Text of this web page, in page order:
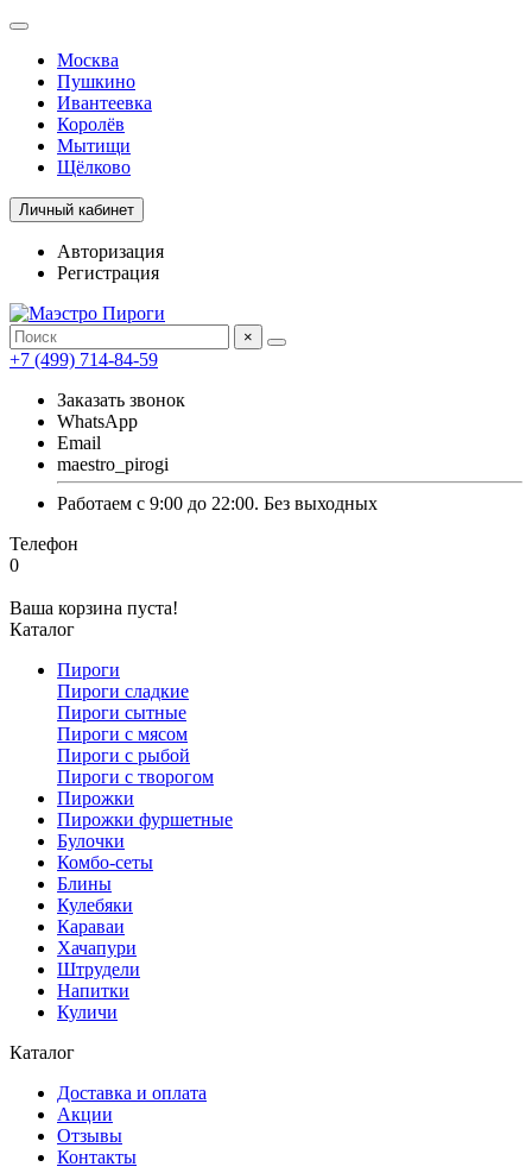
Москва
Пушкино
Ивантеевка
Королёв
Мытищи
Щёлково
Личный кабинет
Авторизация
Регистрация
×
+7 (499) 714-84-59
Заказать звонок
WhatsApp
Email
maestro_pirogi
Работаем с 9:00 до 22:00. Без выходных
Телефон
0
Ваша корзина пуста!
Каталог
Пироги
Пироги сладкие
Пироги сытные
Пироги с мясом
Пироги с рыбой
Пироги с творогом
Пирожки
Пирожки фуршетные
Булочки
Комбо-сеты
Блины
Кулебяки
Караваи
Хачапури
Штрудели
Напитки
Куличи
Каталог
Доставка и оплата
Акции
Отзывы
Контакты